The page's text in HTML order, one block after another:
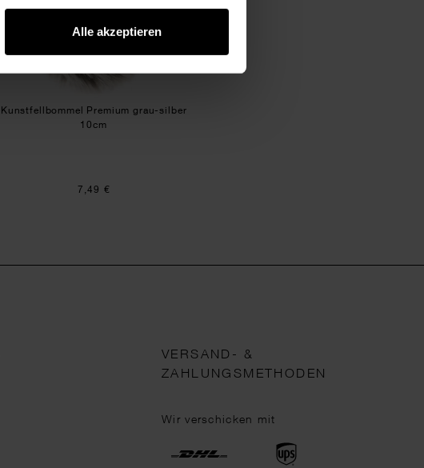
Alle akzeptieren
Kunstfellbommel Premium grau-silber
10cm
7,49 €
VERSAND- &
ZAHLUNGSMETHODEN
Wir verschicken mit